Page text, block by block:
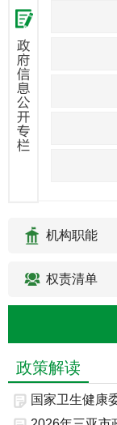
机构职能
权责清单
政策解读
国家卫生健康